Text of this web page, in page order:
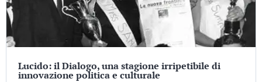
Lucido: il Dialogo, una stagione irripetibile di
innovazione politica e culturale